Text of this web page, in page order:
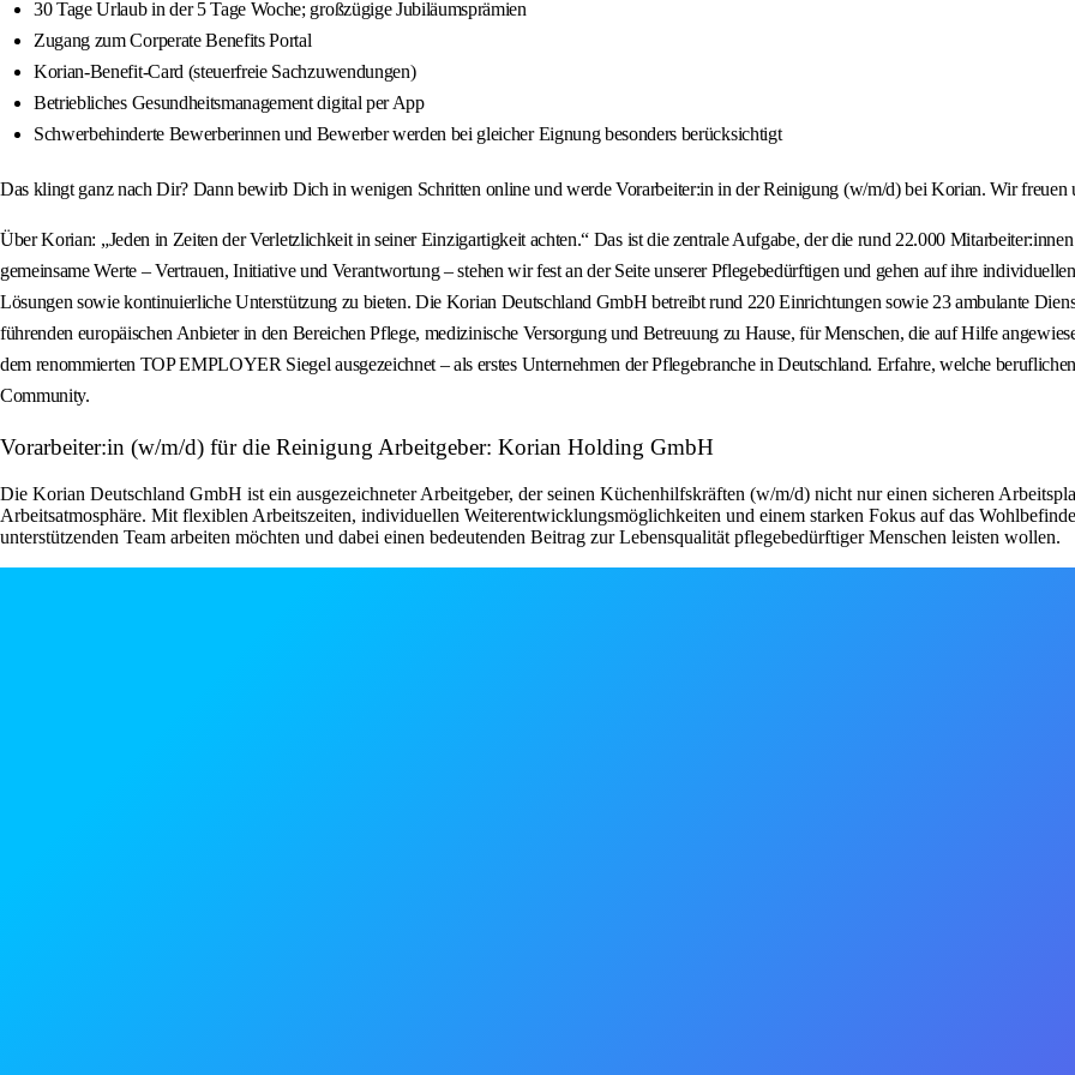
30 Tage Urlaub in der 5 Tage Woche; großzügige Jubiläumsprämien
Zugang zum Corperate Benefits Portal
Korian-Benefit-Card (steuerfreie Sachzuwendungen)
Betriebliches Gesundheitsmanagement digital per App
Schwerbehinderte Bewerberinnen und Bewerber werden bei gleicher Eignung besonders berücksichtigt
Das klingt ganz nach Dir? Dann bewirb Dich in wenigen Schritten online und werde Vorarbeiter:in in der Reinigung (w/m/d) bei Korian. Wir freuen
Über Korian: „Jeden in Zeiten der Verletzlichkeit in seiner Einzigartigkeit achten.“ Das ist die zentrale Aufgabe, der die rund 22.000
gemeinsame Werte – Vertrauen, Initiative und Verantwortung – stehen wir fest an der Seite unserer Pflegebedürftigen und gehen auf ihre
Lösungen sowie kontinuierliche Unterstützung zu bieten. Die Korian Deutschland GmbH betreibt rund 220 Einrichtungen sowie 23 ambulante
führenden europäischen Anbieter in den Bereichen Pflege, medizinische Versorgung und Betreuung zu Hause, für Menschen, die auf Hilfe
dem renommierten TOP EMPLOYER Siegel ausgezeichnet – als erstes Unternehmen der Pflegebranche in Deutschland. Erfahre, welche
Community.
Vorarbeiter:in (w/m/d) für die Reinigung Arbeitgeber: Korian Holding GmbH
Die Korian Deutschland GmbH ist ein ausgezeichneter Arbeitgeber, der seinen Küchenhilfskräften (w/m/d) nicht nur einen sicheren
Arbeitsatmosphäre. Mit flexiblen Arbeitszeiten, individuellen Weiterentwicklungsmöglichkeiten und einem starken Fokus auf das
unterstützenden Team arbeiten möchten und dabei einen bedeutenden Beitrag zur Lebensqualität pflegebedürftiger Menschen leisten wollen.